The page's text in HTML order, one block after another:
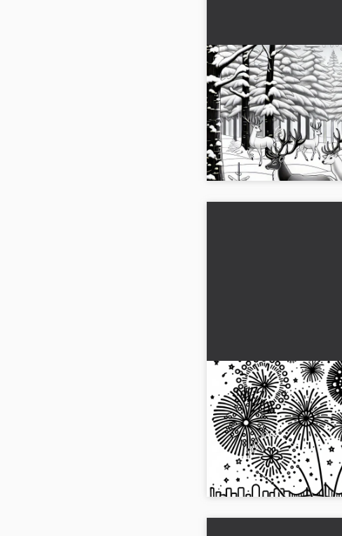
Ocak ayında kış
Ücretsiz boyama
Ücretsiz olarak bir geyikli kış
sayfası keşfet. İndirerek ya
boyayarak kışlık yaratıcılığa
Ocak ayında yeni yıl
İndirilebilir boyama
(Ücretsiz)
Yeni Yıl havai fişeğinin
sayfasında çıkar. Onu
boyamaya başla. Resmi